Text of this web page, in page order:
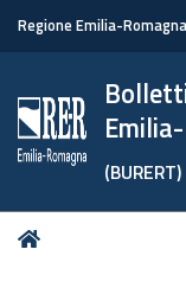
Regione Emilia-Romagna
(BURERT)
Tu